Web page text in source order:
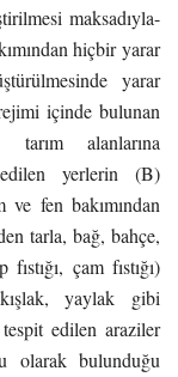
maksadıyla-
hiçbir yarar
yarar
içinde bulunan
alanlarına
yerlerin (B)
fen bakımından
tarla, bağ, bahçe,
çam fıstığı)
yaylak gibi
tespit edilen araziler
olarak bulunduğu